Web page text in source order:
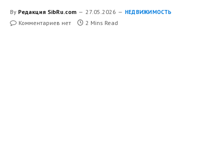
By Редакция SibRu.com 27.05.2026 НЕДВИЖИМОСТЬ
Комментариев нет 2 Mins Read